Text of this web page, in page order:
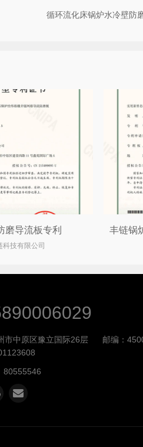
循环流化床锅炉水冷壁防
磨导流板专利
科技有限公司
市中原区豫立国际26层 邮编：
80555546